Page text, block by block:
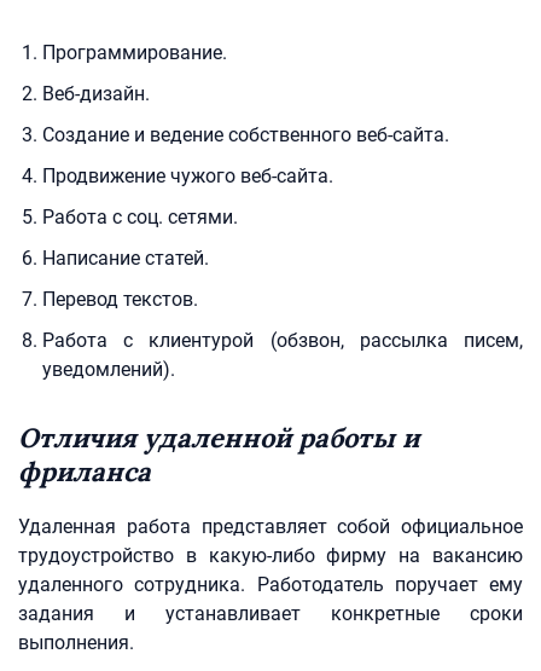
Программирование.
Веб-дизайн.
Создание и ведение собственного веб-сайта.
Продвижение чужого веб-сайта.
Работа с соц. сетями.
Написание статей.
Перевод текстов.
Работа с клиентурой (обзвон, рассылка писем,
уведомлений).
Отличия удаленной работы и
фриланса
Удаленная работа представляет собой официальное
трудоустройство в какую-либо фирму на вакансию
удаленного сотрудника. Работодатель поручает ему
задания и устанавливает конкретные сроки
выполнения.